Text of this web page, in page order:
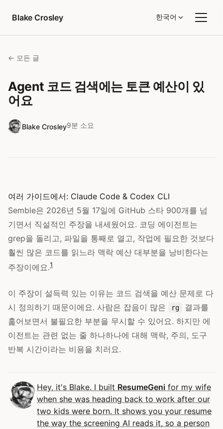
Blake Crosley
한국어
← 모든 글
Agent 코드 검색에는 토큰 예산이 있
어요
Blake Crosley9분 소요
여러 가이드에서: Claude Code & Codex CLI
Semble은 2026년 5월 17일에 GitHub 스타 900개를 넘
기면서 직설적인 주장을 내세웠어요. 코딩 에이전트는
grep을 돌리고, 파일을 통째로 열고, 작업에 필요한 것보다
훨씬 많은 코드를 읽느라 맥락 예산 대부분을 낭비한다는
주장이에요.1
이 주장이 설득력 있는 이유는 코드 검색을 예산 문제로 다
시 정의하기 때문이에요. 사람은 잡음이 많은
rg
결과를
훑어보면서 불필요한 부분을 무시할 수 있어요. 하지만 에
이전트는 관련 없는 줄 하나하나에 대해 맥락, 주의, 도구
반복 시간이라는 비용을 치러요.
Hey, it's Blake. I built ResumeGeni for my wife
when she was heading back to work after our
two kids were born. It shows you your resume
the way the screening AI reads it, so a person